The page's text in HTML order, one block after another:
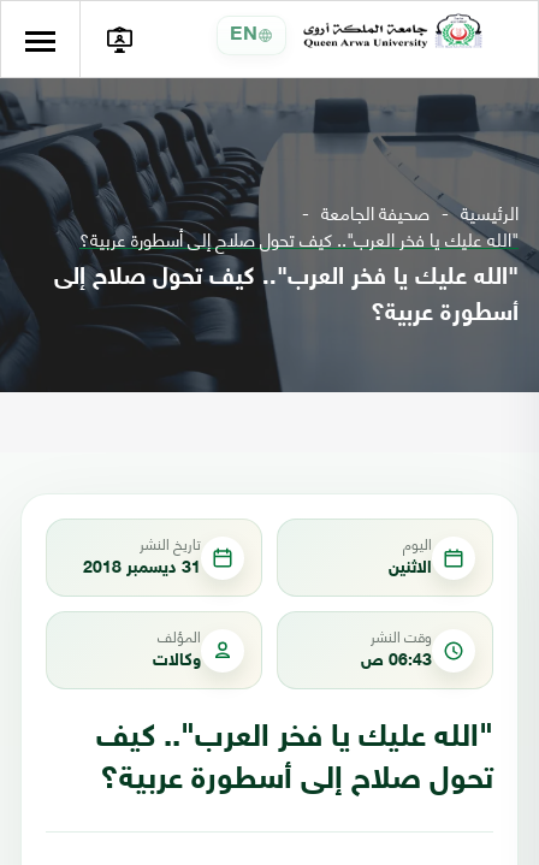
EN
الرئيسية صحيفة الجامعة
"الله عليك يا فخر العرب".. كيف تحول صلاح إلى أسطورة عربية؟
"الله عليك يا فخر العرب".. كيف تحول صلاح إلى
أسطورة عربية؟
اليوم
الاثنين
تاريخ النشر
31 ديسمبر 2018
وقت النشر
06:43 ص
المؤلف
وكالات
"الله عليك يا فخر العرب".. كيف
تحول صلاح إلى أسطورة عربية؟